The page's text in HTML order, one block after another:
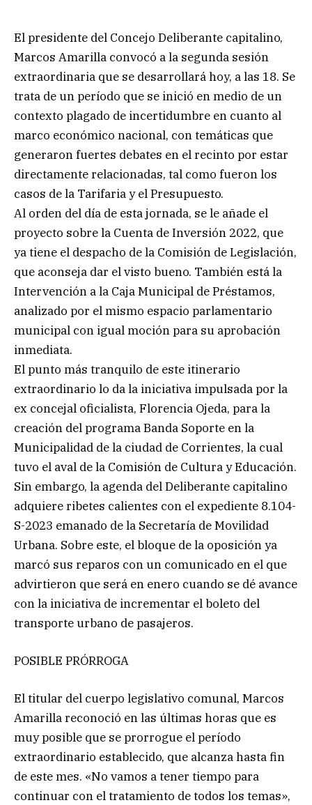
El presidente del Concejo Deliberante capitalino,
Marcos Amarilla convocó a la segunda sesión
extraordinaria que se desarrollará hoy, a las 18. Se
trata de un período que se inició en medio de un
contexto plagado de incertidumbre en cuanto al
marco económico nacional, con temáticas que
generaron fuertes debates en el recinto por estar
directamente relacionadas, tal como fueron los
casos de la Tarifaria y el Presupuesto.
Al orden del día de esta jornada, se le añade el
proyecto sobre la Cuenta de Inversión 2022, que
ya tiene el despacho de la Comisión de Legislación,
que aconseja dar el visto bueno. También está la
Intervención a la Caja Municipal de Préstamos,
analizado por el mismo espacio parlamentario
municipal con igual moción para su aprobación
inmediata.
El punto más tranquilo de este itinerario
extraordinario lo da la iniciativa impulsada por la
ex concejal oficialista, Florencia Ojeda, para la
creación del programa Banda Soporte en la
Municipalidad de la ciudad de Corrientes, la cual
tuvo el aval de la Comisión de Cultura y Educación.
Sin embargo, la agenda del Deliberante capitalino
adquiere ribetes calientes con el expediente 8.104-
S-2023 emanado de la Secretaría de Movilidad
Urbana. Sobre este, el bloque de la oposición ya
marcó sus reparos con un comunicado en el que
advirtieron que será en enero cuando se dé avance
con la iniciativa de incrementar el boleto del
transporte urbano de pasajeros.
POSIBLE PRÓRROGA
El titular del cuerpo legislativo comunal, Marcos
Amarilla reconoció en las últimas horas que es
muy posible que se prorrogue el período
extraordinario establecido, que alcanza hasta fin
de este mes. «No vamos a tener tiempo para
continuar con el tratamiento de todos los temas»,